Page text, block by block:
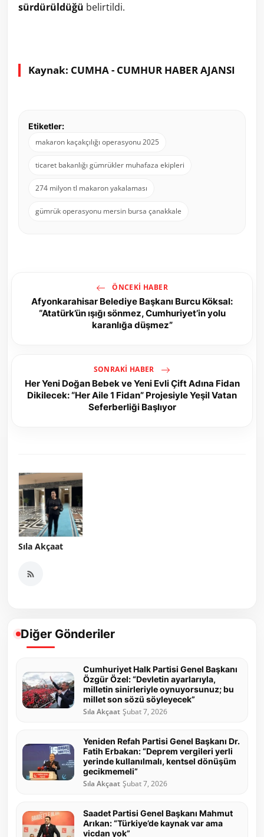
sürdürüldüğü belirtildi.
Kaynak: CUMHA - CUMHUR HABER AJANSI
Etiketler:
makaron kaçakçılığı operasyonu 2025
ticaret bakanlığı gümrükler muhafaza ekipleri
274 milyon tl makaron yakalaması
gümrük operasyonu mersin bursa çanakkale
ÖNCEKI HABER
Afyonkarahisar Belediye Başkanı Burcu Köksal:
“Atatürk’ün ışığı sönmez, Cumhuriyet’in yolu
karanlığa düşmez”
SONRAKI HABER
Her Yeni Doğan Bebek ve Yeni Evli Çift Adına Fidan
Dikilecek: “Her Aile 1 Fidan” Projesiyle Yeşil Vatan
Seferberliği Başlıyor
Sıla Akçaat
Diğer Gönderiler
Cumhuriyet Halk Partisi Genel Başkanı
Özgür Özel: “Devletin ayarlarıyla,
milletin sinirleriyle oynuyorsunuz; bu
millet son sözü söyleyecek”
Sıla Akçaat Şubat 7, 2026
Yeniden Refah Partisi Genel Başkanı Dr.
Fatih Erbakan: “Deprem vergileri yerli
yerinde kullanılmalı, kentsel dönüşüm
gecikmemeli”
Sıla Akçaat Şubat 7, 2026
Saadet Partisi Genel Başkanı Mahmut
Arıkan: “Türkiye’de kaynak var ama
vicdan yok”